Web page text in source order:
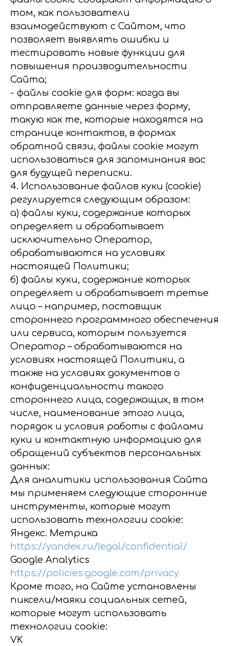
том, как пользователи
взаимодействуют с Сайтом, что
позволяет выявлять ошибки и
тестировать новые функции для
повышения производительности
Сайта;
- файлы cookie для форм: когда вы
отправляете данные через форму,
такую как те, которые находятся на
странице контактов, в формах
обратной связи, файлы cookie могут
использоваться для запоминания вас
для будущей переписки.
4. Использование файлов куки (cookie)
регулируется следующим образом:
а) файлы куки, содержание которых
определяет и обрабатывает
исключительно Оператор,
обрабатываются на условиях
настоящей Политики;
б) файлы куки, содержание которых
определяет и обрабатывает третье
лицо – например, поставщик
стороннего программного обеспечения
или сервиса, которым пользуется
Оператор – обрабатываются на
условиях настоящей Политики, а
также на условиях документов о
конфиденциальности такого
стороннего лица, содержащих, в том
числе, наименование этого лица,
порядок и условия работы с файлами
куки и контактную информацию для
обращений субъектов персональных
данных:
Для аналитики использования Сайта
мы применяем следующие сторонние
инструменты, которые могут
использовать технологии cookie:
Яндекс. Метрика
https://yandex.ru/legal/confidential/
Google Analytics
https://policies.google.com/privacy
Кроме того, на Сайте установлены
пиксели/маяки социальных сетей,
которые могут использовать
технологии cookie:
VK